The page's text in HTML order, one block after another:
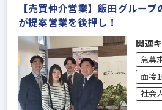
【売買仲介営業】飯田グルー
が提案営業を後押し！
関連
急募
面接
社会